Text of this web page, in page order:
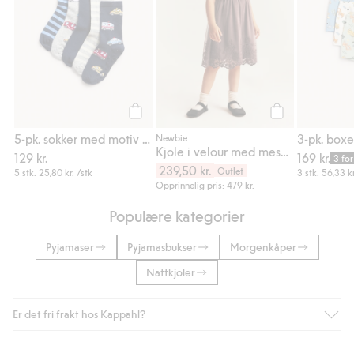
129 kr.
5 stk. 25,80 kr. /stk
Newbie
239,50 kr.
Outlet
Opprinnelig pris: 479 kr.
169 kr. 3
3 stk. 56,33
Populære kategorier
Pyjamaser Pyjamasbukser
Morgenkåper
Nattkjoler
Er det fri frakt hos Kappahl?